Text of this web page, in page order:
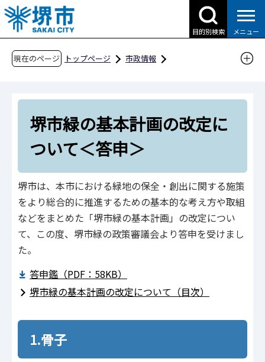
こ
の
ペ
目的別検索 メニュー
現在のページ トップページ
市政情報
建設局
公園緑地部
堺市緑の政策審議会
堺市緑の基本計画の改定について＜答申＞
堺市緑の基本計画の改定に
ついて＜答申＞
堺市は、本市における緑地の保全・創出に関する施策
をより総合的に推進するための基本的な考え方や取組
などをまとめた「堺市緑の基本計画」の改定につい
て、この度、堺市緑の政策審議会より答申を受けまし
た。
答申鑑（PDF：58KB）
堺市緑の基本計画の改定について（目次）
1.骨子